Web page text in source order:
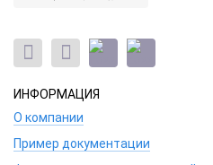
ИНФОРМАЦИЯ
О компании
Пример документации